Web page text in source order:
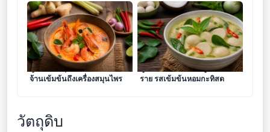
สูตรต้มยำกุ้งน้ำข้น รสชาติจัด
จ้านเข้มข้นถึงเครื่องสมุนไพร
สูตรแกงเขียวหวานลูกชิ้นปลาก
ราย รสเข้มข้นหอมกะทิสด
วัตถุดิบ